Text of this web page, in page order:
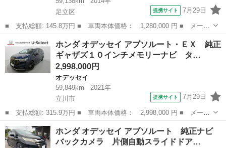
足立区
提携サイト 7月29日
■ 支払総額: 145.8万円 ■ 車両本体価格： 1,280,000 円 ■ メーカ
ー名： ホンダ ■ 車種名： オデッセイ ■ グレード名： アブソ
ルート 禁煙車 ナビ リアカメラ ＬＥＤヘッドライト ＥＴＣ
スマート...
東京 オデッセイ
ホンダ オデッセイ アブソルート・ＥＸ 純正
ギャザズ１０インチメモリーナビ タ…
2,998,000円
オデッセイ
59,849km
2021年
立川市
提携サイト 7月29日
■ 支払総額: 315.9万円 ■ 車両本体価格： 2,998,000 円 ■ メーカ
ー名： ホンダ ■ 車種名： オデッセイ ■ グレード名： アブソ
ルート・ＥＸ 純正ギャザズ１０インチメモリーナビ タイヤ新品交
換済 マ...
東京 立川市 オデッセイ
ホンダ オデッセイ アブソルート 純正ナビ
バックカメラ 片側自動スライドドア…